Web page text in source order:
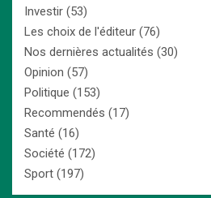
Investir (53)
Les choix de l'éditeur (76)
Nos dernières actualités (30)
Opinion (57)
Politique (153)
Recommendés (17)
Santé (16)
Société (172)
Sport (197)